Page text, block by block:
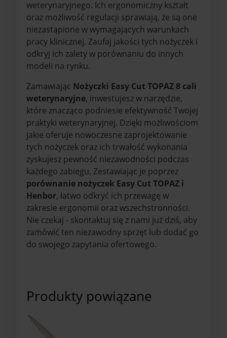
weterynaryjnego. Ich ergonomiczny kształt
oraz możliwość regulacji sprawiają, że są one
niezastąpione w wymagających warunkach
pracy klinicznej. Zaufaj jakości tych nożyczek i
odkryj ich zalety w porównaniu do innych
modeli na rynku.
Zamawiając Nożyczki Easy Cut TOPAZ 8 cali
weterynaryjne, inwestujesz w narzędzie,
które znacząco podniesie efektywność Twojej
praktyki weterynaryjnej. Dzięki możliwościom
jakie oferuje nowoczesne zaprojektowanie
tych nożyczek oraz ich trwałość wykonania
zyskujesz pewność niezawodności podczas
każdego zabiegu. Zestawiając je poprzez
porównanie nożyczek Easy Cut TOPAZ i
Henbor, łatwo odkryć ich przewagę w
zakresie ergonomii oraz wszechstronności.
Nie czekaj - skontaktuj się z nami już dziś, aby
zamówić ten niezawodny sprzęt lub dodać go
do swojego zapytania ofertowego.
Produkty powiązane